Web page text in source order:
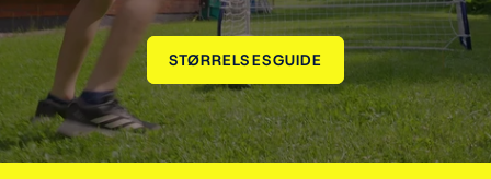
STØRRELSESGUIDE